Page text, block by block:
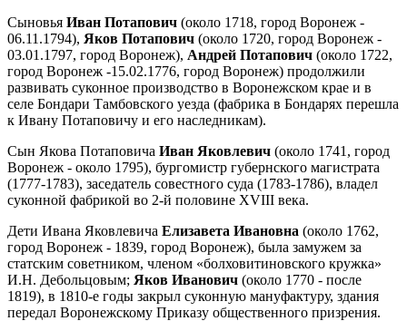
Сыновья Иван Потапович (около 1718, город Воронеж -
06.11.1794), Яков Потапович (около 1720, город Воронеж -
03.01.1797, город Воронеж), Андрей Потапович (около 1722,
город Воронеж -15.02.1776, город Воронеж) продолжили
развивать суконное производство в Воронежском крае и в
селе Бондари Тамбовского уезда (фабрика в Бондарях перешла
к Ивану Потаповичу и его наследникам).
Сын Якова Потаповича Иван Яковлевич (около 1741, город
Воронеж - около 1795), бургомистр губернского магистрата
(1777-1783), заседатель совестного суда (1783-1786), владел
суконной фабрикой во 2-й половине XVIII века.
Дети Ивана Яковлевича Елизавета Ивановна (около 1762,
город Воронеж - 1839, город Воронеж), была замужем за
статским советником, членом «болховитиновского кружка»
И.Н. Дебольцовым; Яков Иванович (около 1770 - после
1819), в 1810-е годы закрыл суконную мануфактуру, здания
передал Воронежскому Приказу общественного призрения.